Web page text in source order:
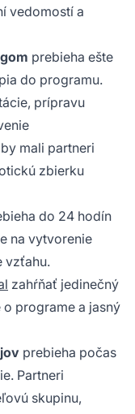
vedomostí a
prebieha ešte
do programu.
prípravu
mali partneri
zbierku
do 24 hodín
na vytvorenie
vzťahu.
zahŕňať jedinečný
programe a jasný
prebieha počas
Partneri
skupinu,